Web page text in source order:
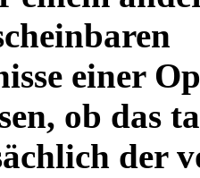
einer
ob das
der